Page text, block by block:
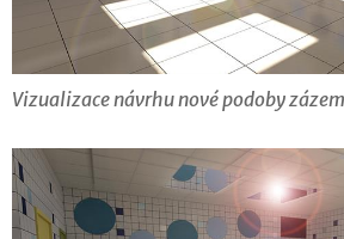
Vizualizace návrhu nové podoby